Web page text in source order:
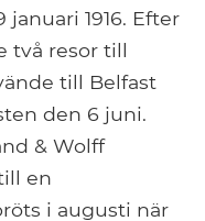
1916. Efter
två resor till
till Belfast
den 6 juni.
& Wolff
en
i augusti när